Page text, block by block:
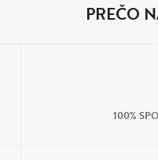
PREČO
100%